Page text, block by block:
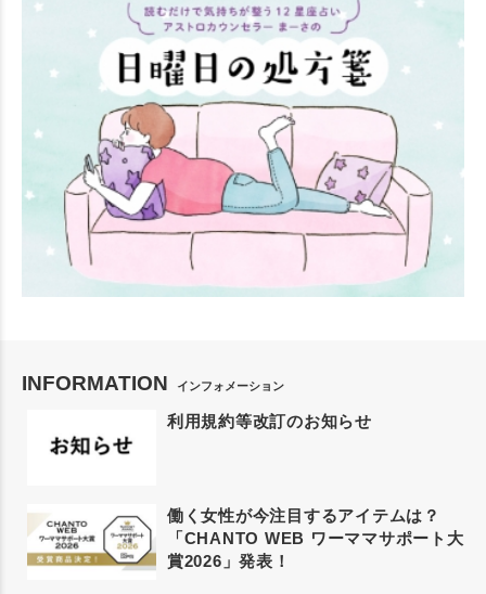
INFORMATION インフォメーション
利用規約等改訂のお知らせ
働く女性が今注目するアイテムは？
「CHANTO WEB ワーママサポート大
賞2026」発表！